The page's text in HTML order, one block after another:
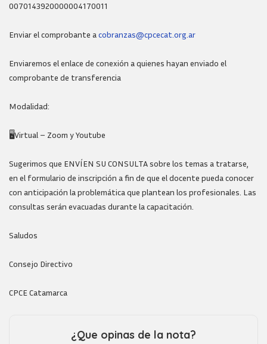
0070143920000004170011
Enviar el comprobante acobranzas@cpcecat.org.ar
Enviaremos el enlace de conexión a quienes hayan enviado el
comprobante de transferencia
Modalidad:
🖥️Virtual – Zoom y Youtube
Sugerimos que ENVÍEN SU CONSULTA sobre los temas a tratarse,
en el formulario de inscripción a fin de que el docente pueda conocer
con anticipación la problemática que plantean los profesionales. Las
consultas serán evacuadas durante la capacitación.
Saludos
Consejo Directivo
CPCE Catamarca
¿Que opinas de la nota?